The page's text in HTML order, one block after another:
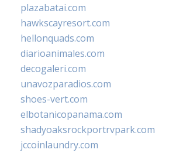
plazabatai.com
hawkscayresort.com
hellonquads.com
diarioanimales.com
decogaleri.com
unavozparadios.com
shoes-vert.com
elbotanicopanama.com
shadyoaksrockportrvpark.com
jccoinlaundry.com